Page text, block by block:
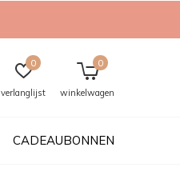
CADEAUBONNEN
verlanglijst
0
winkelwagen
0